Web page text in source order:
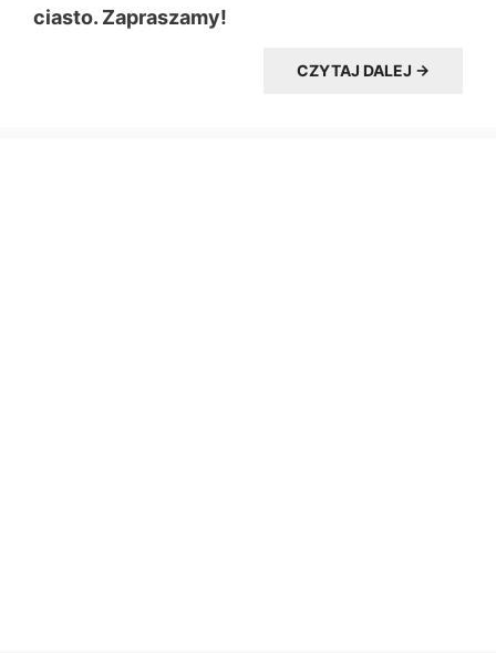
ciasto. Zapraszamy!
CZYTAJ DALEJ →